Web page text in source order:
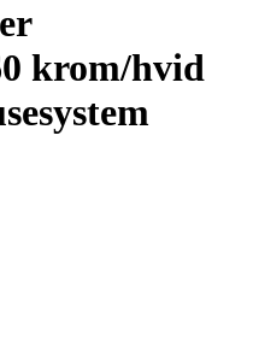
krom/hvid